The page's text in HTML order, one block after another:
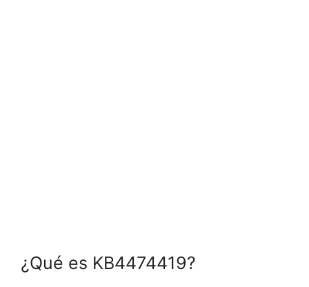
¿Qué es KB4474419?